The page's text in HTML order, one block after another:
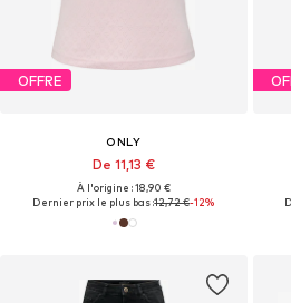
OFFRE
ONLY
De 11,13 €
À l'origine : 18,90 €
Dernier prix le plus bas :12,72 €-12%